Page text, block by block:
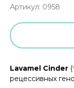
Артикул: 0958
Lavamel Cinder
рецессивных